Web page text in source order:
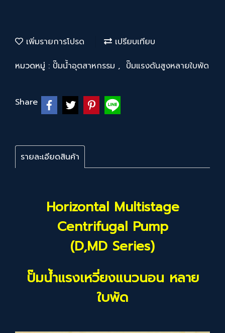
เพิ่มรายการโปรด
เปรียบเทียบ
หมวดหมู่ : ปั๊มน้ำอุตสาหกรรม , ปั๊มแรงดันสูงหลายใบพัด
Share
รายละเอียดสินค้า
Horizontal Multistage
Centrifugal Pump
(D,MD Series)
ปั๊มน้ำแรงเหวี่ยงแนวนอน หลาย
ใบพัด